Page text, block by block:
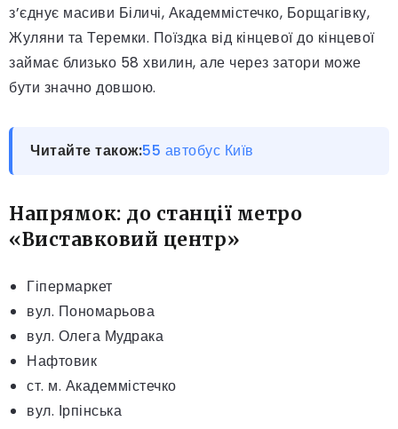
з’єднує масиви Біличі, Академмістечко, Борщагівку,
Жуляни та Теремки. Поїздка від кінцевої до кінцевої
займає близько 58 хвилин, але через затори може
бути значно довшою.
Читайте також:55 автобус Київ
Напрямок: до станції метро
«Виставковий центр»
Гіпермаркет
вул. Пономарьова
вул. Олега Мудрака
Нафтовик
ст. м. Академмістечко
вул. Ірпінська